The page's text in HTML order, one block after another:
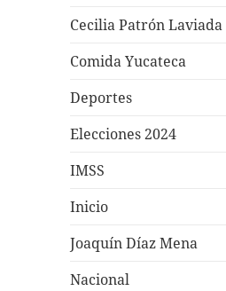
Cecilia Patrón Laviada
Comida Yucateca
Deportes
Elecciones 2024
IMSS
Inicio
Joaquín Díaz Mena
Nacional